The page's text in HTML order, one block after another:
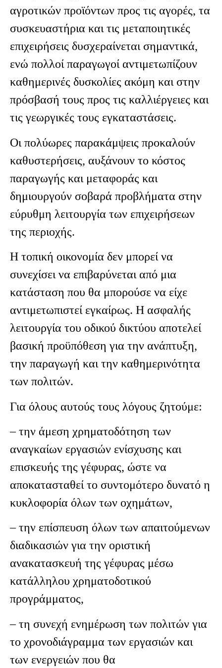
αγροτικών προϊόντων προς τις αγορές, τα
συσκευαστήρια και τις μεταποιητικές
επιχειρήσεις δυσχεραίνεται σημαντικά,
ενώ πολλοί παραγωγοί αντιμετωπίζουν
καθημερινές δυσκολίες ακόμη και στην
πρόσβασή τους προς τις καλλιέργειες και
τις γεωργικές τους εγκαταστάσεις.
Οι πολύωρες παρακάμψεις προκαλούν
καθυστερήσεις, αυξάνουν το κόστος
παραγωγής και μεταφοράς και
δημιουργούν σοβαρά προβλήματα στην
εύρυθμη λειτουργία των επιχειρήσεων
της περιοχής.
Η τοπική οικονομία δεν μπορεί να
συνεχίσει να επιβαρύνεται από μια
κατάσταση που θα μπορούσε να είχε
αντιμετωπιστεί εγκαίρως. Η ασφαλής
λειτουργία του οδικού δικτύου αποτελεί
βασική προϋπόθεση για την ανάπτυξη,
την παραγωγή και την καθημερινότητα
των πολιτών.
Για όλους αυτούς τους λόγους ζητούμε:
– την άμεση χρηματοδότηση των
αναγκαίων εργασιών ενίσχυσης και
επισκευής της γέφυρας, ώστε να
αποκατασταθεί το συντομότερο δυνατό η
κυκλοφορία όλων των οχημάτων,
– την επίσπευση όλων των απαιτούμενων
διαδικασιών για την οριστική
ανακατασκευή της γέφυρας μέσω
κατάλληλου χρηματοδοτικού
προγράμματος,
– τη συνεχή ενημέρωση των πολιτών για
το χρονοδιάγραμμα των εργασιών και
των ενεργειών που θα